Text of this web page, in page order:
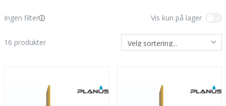
Ingen filter Vis kun på lager
16 produkter